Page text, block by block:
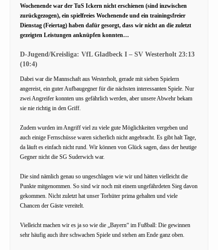
Wochenende war der TuS Ickern nicht erschienen (sind inzwischen
zurückgezogen), ein spielfreies Wochenende und ein trainingsfreier
Dienstag (Feiertag) haben dafür gesorgt, dass wir nicht an die zuletzt
gezeigten Leistungen anknüpfen konnten…
D-Jugend/Kreisliga: VfL Gladbeck I – SV Westerholt 23:13
(10:4)
Dabei war die Mannschaft aus Westerholt, gerade mit sieben Spielern
angereist, ein guter Aufbaugegner für die nächsten interessanten Spiele. Nur
zwei Angreifer konnten uns gefährlich werden, aber unsere Abwehr bekam
sie nie richtig in den Griff.
Zudem wurden im Angriff viel zu viele gute Möglichkeiten vergeben und
auch einige Fernschüsse waren sicherlich nicht angebracht. Es gibt halt Tage,
da läuft es einfach nicht rund. Wir können von Glück sagen, dass der heutige
Gegner nicht die SG Suderwich war.
Die sind nämlich genau so ungeschlagen wie wir und hätten vielleicht die
Punkte mitgenommen. So sind wir noch mit einem ungefährdeten Sieg davon
gekommen. Nicht zuletzt hat unser Torhüter prima gehalten und viele
Chancen der Gäste vereitelt.
Vielleicht machen wir es ja so wie die „Bayern“ im Fußball: Die gewinnen
sehr häufig auch ihre schwachen Spiele und stehen am Ende ganz oben.